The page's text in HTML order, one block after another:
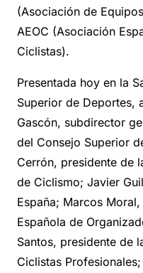
(Asociación de
AEOC (Asociación
Ciclistas).
Presentada hoy en la
Superior de Deportes,
Gascón, subdirector
del Consejo Superior
Cerrón, presidente de
de Ciclismo; Javier
España; Marcos
Española de
Santos, presidente de
Ciclistas